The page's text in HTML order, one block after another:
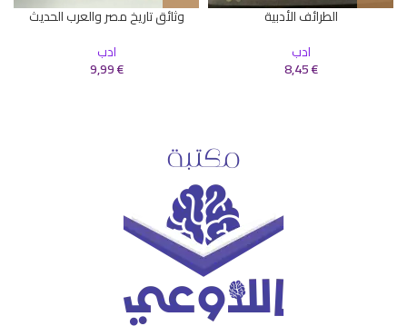
الطرائف الأدبية
ادب
8,45€
وثائق تاريخ مصر والعرب الحديث
ادب
9,99€